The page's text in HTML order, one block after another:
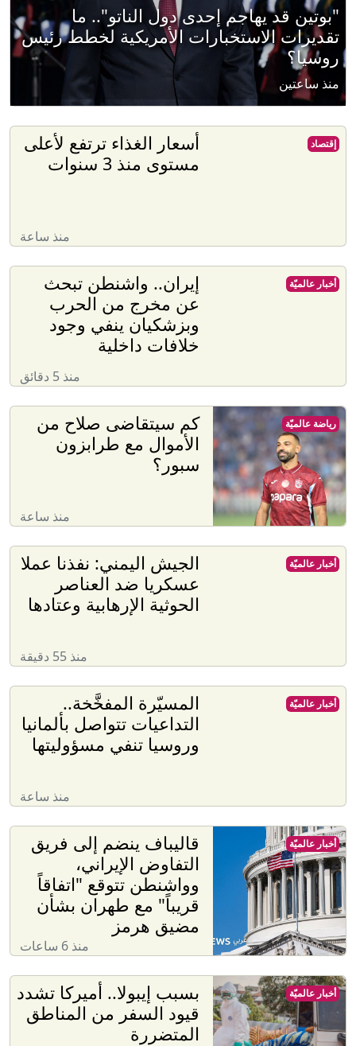
"بوتين قد يهاجم إحدى دول الناتو".. ما
تقديرات الاستخبارات الأمريكية لخطط رئيس
روسيا؟
منذ ساعتين
أسعار الغذاء ترتفع لأعلى
مستوى منذ 3 سنوات
منذ ساعة
إقتصاد
إيران.. واشنطن تبحث
عن مخرج من الحرب
وبزشكيان ينفي وجود
خلافات داخلية
منذ 5 دقائق
أخبار عالميّة
كم سيتقاضى صلاح من
الأموال مع طرابزون
سبور؟
منذ ساعة
رياضة عالميّة
الجيش اليمني: نفذنا عملا
عسكريا ضد العناصر
الحوثية الإرهابية وعتادها
منذ 55 دقيقة
أخبار عالميّة
المسيّرة المفخَّخة..
التداعيات تتواصل بألمانيا
وروسيا تنفي مسؤوليتها
منذ ساعة
أخبار عالميّة
قاليباف ينضم إلى فريق
التفاوض الإيراني،
وواشنطن تتوقع "اتفاقاً
قريباً" مع طهران بشأن
مضيق هرمز
منذ 6 ساعات
أخبار عالميّة
بسبب إيبولا.. أميركا تشدد
قيود السفر من المناطق
المتضررة
أخبار عالميّة